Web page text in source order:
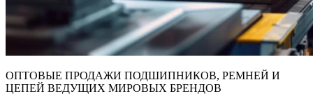
ОПТОВЫЕ ПРОДАЖИ ПОДШИПНИКОВ, РЕМНЕЙ И
ЦЕПЕЙ ВЕДУЩИХ МИРОВЫХ БРЕНДОВ